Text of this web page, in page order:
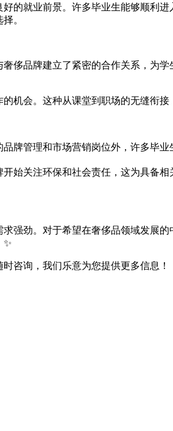
的就业前景。许多毕业生能够顺利
。
侈品牌建立了紧密的合作关系，为
机会。这种从课堂到职场的无缝衔接
牌管理和市场营销岗位外，许多毕
始关注环保和社会责任，这为具备
强劲。对于希望在奢侈品领域发展
咨询，我们乐意为您提供更多信息！